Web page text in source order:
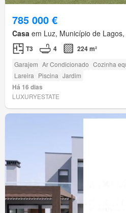
785 000 €
Casa em Luz, Município de
T3 4 224 m²
Garajem Ar Condicionado Cozinha
Lareira Piscina Jardim
Há 16 dias
LUXURYESTATE